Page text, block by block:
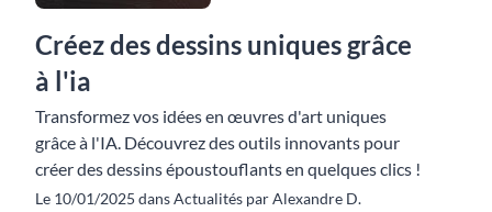
Créez des dessins uniques grâce
à l'ia
Transformez vos idées en œuvres d'art uniques
grâce à l'IA. Découvrez des outils innovants pour
créer des dessins époustouflants en quelques clics !
Le 10/01/2025 dans Actualités par Alexandre D.